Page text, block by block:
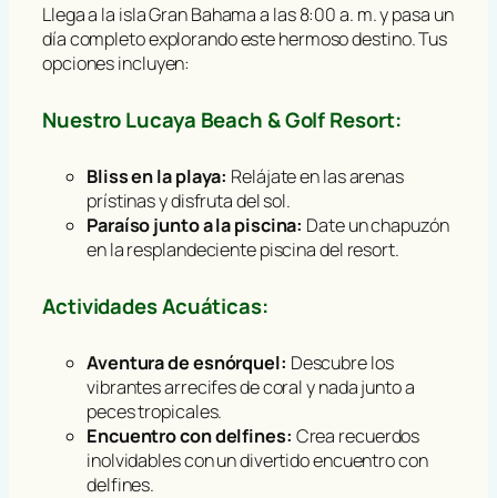
Llega a la isla Gran Bahama a las 8:00 a. m. y pasa un
día completo explorando este hermoso destino. Tus
opciones incluyen:
Nuestro Lucaya Beach & Golf Resort:
Bliss en la playa: Relájate en las arenas
prístinas y disfruta del sol.
Paraíso junto a la piscina: Date un chapuzón
en la resplandeciente piscina del resort.
Actividades Acuáticas:
Aventura de esnórquel: Descubre los
vibrantes arrecifes de coral y nada junto a
peces tropicales.
Encuentro con delfines: Crea recuerdos
inolvidables con un divertido encuentro con
delfines.